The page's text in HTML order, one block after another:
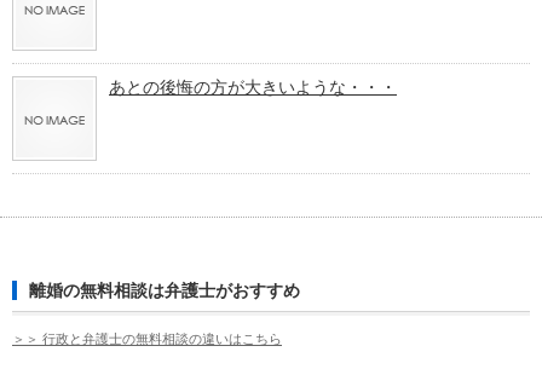
あとの後悔の方が大きいような・・・
離婚の無料相談は弁護士がおすすめ
＞＞ 行政と弁護士の無料相談の違いはこちら